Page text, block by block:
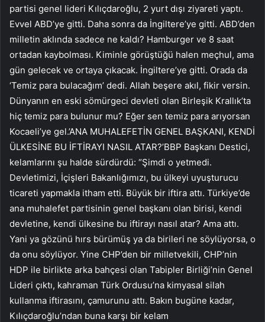
partisi genel lideri Kılıçdaroğlu, 2 yurt dışı ziyareti yaptı.
Evvel ABD’ye gitti. Daha sonra da İngiltere’ye gitti. ABD’den
milletin aklında sadece ne kaldı? Hamburger ve 8 saat
ortadan kaybolması. Kiminle görüştüğü halen meçhul, ama
gün gelecek ve ortaya çıkacak. İngiltere’ye gitti. Orada da
‘Temiz para bulacağım’ dedi. Allah beşere akıl, fikir versin.
Dünyanın en eski sömürgeci devleti olan Birleşik Krallık’ta
hiç temiz para bulunur mu? Eğer sen temiz para arıyorsan
Kocaeli’ye gel.’ANA MUHALEFETİN GENEL BAŞKANI, KENDİ
ÜLKESİNE BU İFTİRAYI NASIL ATAR?’BBP Başkanı Destici,
kelamlarını şu halde sürdürdü: “Şimdi o yetmedi.
Devletimizi, İçişleri Bakanlığımızı, bu ülkeyi uyuşturucu
ticareti yapmakla itham etti. Büyük bir iftira attı. Türkiye’de
ana muhalefet partisinin genel başkanı olan birisi, kendi
devletine, kendi ülkesine bu iftirayı nasıl atar? Ama attı.
Yani ya gözünü hırs bürümüş ya da birileri ne söylüyorsa, o
da onu söylüyor. Yine CHP’den bir milletvekili, CHP’nin
HDP ile birlikte arka bahçesi olan Tabipler Birliği’nin Genel
Lideri çıktı, kahraman Türk Ordusu’na kimyasal silah
kullanma iftirasını, çamurunu attı. Bakın bugüne kadar,
Kılıçdaroğlu’ndan buna karşı bir kelam